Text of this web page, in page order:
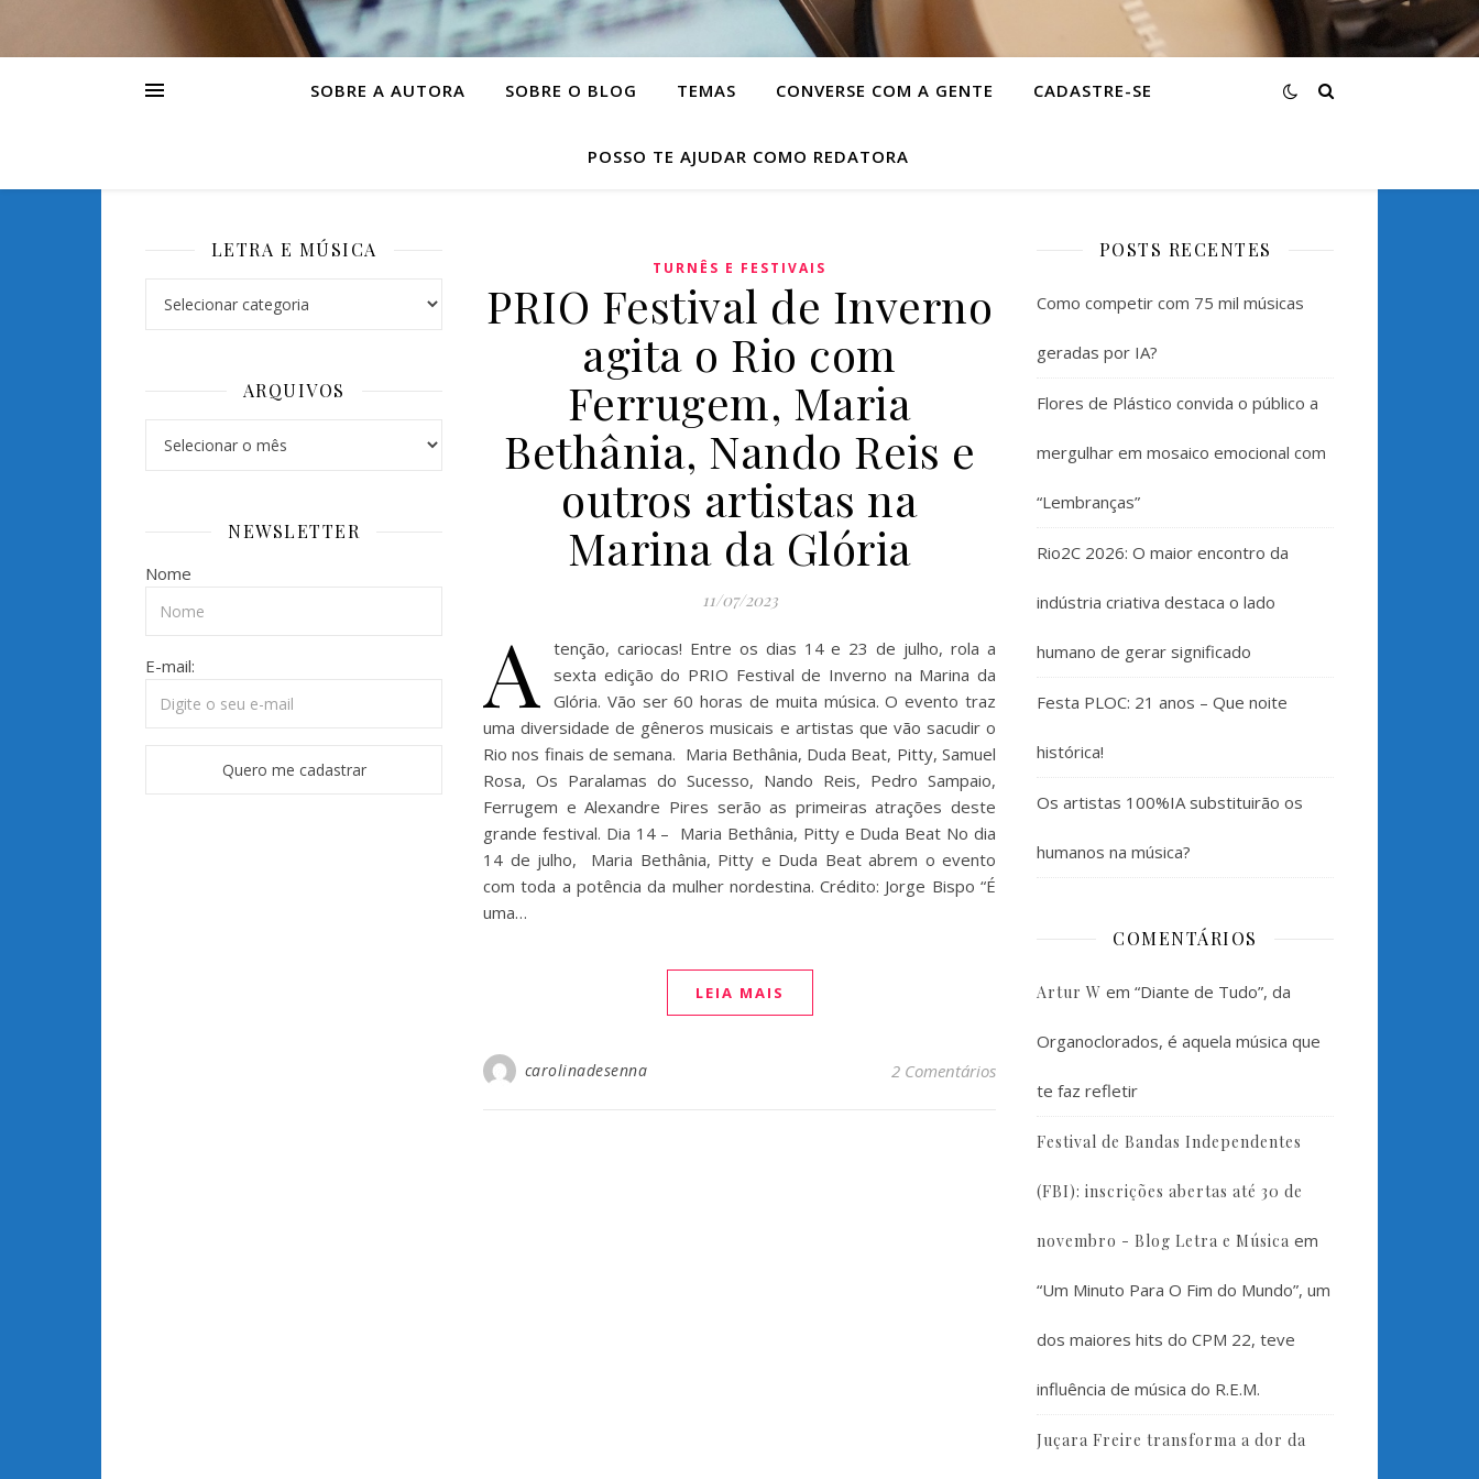
SOBRE A AUTORA SOBRE O BLOG TEMAS CONVERSE COM A GENTE CADASTRE-SE
POSSO TE AJUDAR COMO REDATORA
LETRA E MÚSICA
ARQUIVOS
NEWSLETTER
Nome
E-mail:
TURNÊS E FESTIVAIS
PRIO Festival de Inverno
agita o Rio com
Ferrugem, Maria
Bethânia, Nando Reis e
outros artistas na
Marina da Glória
11/07/2023
A
tenção, cariocas! Entre os dias 14 e 23 de julho, rola a
sexta edição do PRIO Festival de Inverno na Marina da
Glória. Vão ser 60 horas de muita música. O evento traz
uma diversidade de gêneros musicais e artistas que vão sacudir o
Rio nos finais de semana. Maria Bethânia, Duda Beat, Pitty, Samuel
Rosa, Os Paralamas do Sucesso, Nando Reis, Pedro Sampaio,
Ferrugem e Alexandre Pires serão as primeiras atrações deste
grande festival. Dia 14 – Maria Bethânia, Pitty e Duda Beat No dia
14 de julho, Maria Bethânia, Pitty e Duda Beat abrem o evento
com toda a potência da mulher nordestina. Crédito: Jorge Bispo “É
uma…
LEIA MAIS
carolinadesenna 2 Comentários
POSTS RECENTES
Como competir com 75 mil músicas
geradas por IA?
Flores de Plástico convida o público a
mergulhar em mosaico emocional com
“Lembranças”
Rio2C 2026: O maior encontro da
indústria criativa destaca o lado
humano de gerar significado
Festa PLOC: 21 anos – Que noite
histórica!
Os artistas 100%IA substituirão os
humanos na música?
COMENTÁRIOS
Artur W em “Diante de Tudo”, da
Organoclorados, é aquela música que
te faz refletir
Festival de Bandas Independentes
(FBI): inscrições abertas até 30 de
novembro - Blog Letra e Música em
“Um Minuto Para O Fim do Mundo”, um
dos maiores hits do CPM 22, teve
influência de música do R.E.M.
Juçara Freire transforma a dor da